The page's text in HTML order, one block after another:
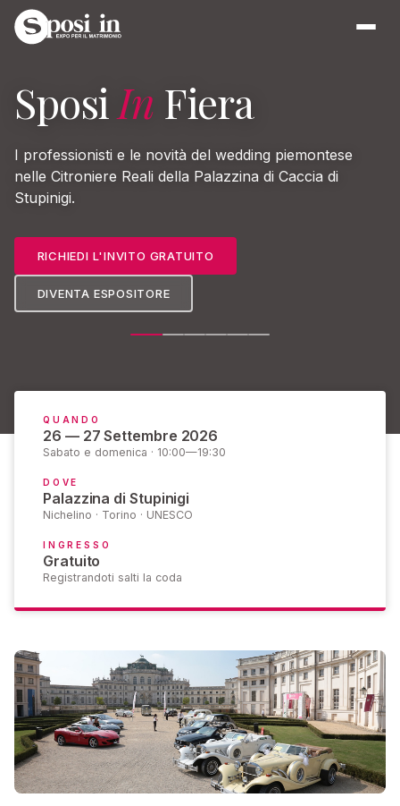
Sposi In Fiera
I professionisti e le novità del wedding piemontese
nelle Citroniere Reali della Palazzina di Caccia di
Stupinigi.
RICHIEDI L'INVITO GRATUITO
DIVENTA ESPOSITORE
QUANDO
26 — 27 Settembre 2026
Sabato e domenica · 10:00—19:30
DOVE
Palazzina di Stupinigi
Nichelino · Torino · UNESCO
INGRESSO
Gratuito
Registrandoti salti la coda